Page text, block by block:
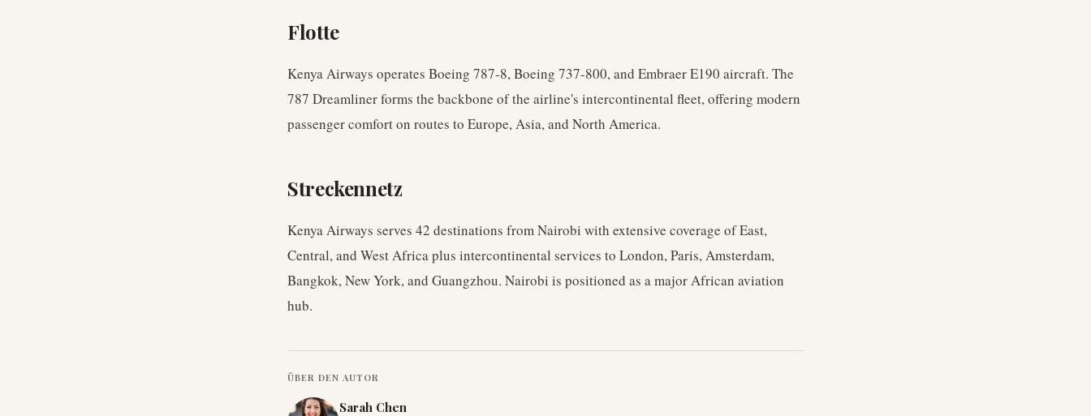
Flotte
Kenya Airways operates Boeing 787-8, Boeing 737-800, and Embraer E190 aircraft. The
787 Dreamliner forms the backbone of the airline's intercontinental fleet, offering modern
passenger comfort on routes to Europe, Asia, and North America.
Streckennetz
Kenya Airways serves 42 destinations from Nairobi with extensive coverage of East,
Central, and West Africa plus intercontinental services to London, Paris, Amsterdam,
Bangkok, New York, and Guangzhou. Nairobi is positioned as a major African aviation
hub.
ÜBER DEN AUTOR
Sarah Chen